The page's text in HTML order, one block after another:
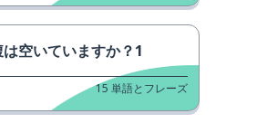
は空いていますか？1
15 単語とフレーズ